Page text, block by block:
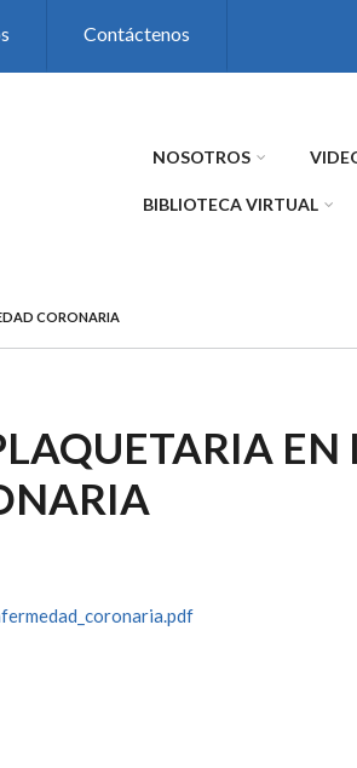
Contáctenos
NOSOTROS
BIBLIOTECA VIRTUAL
CORONARIA
EN